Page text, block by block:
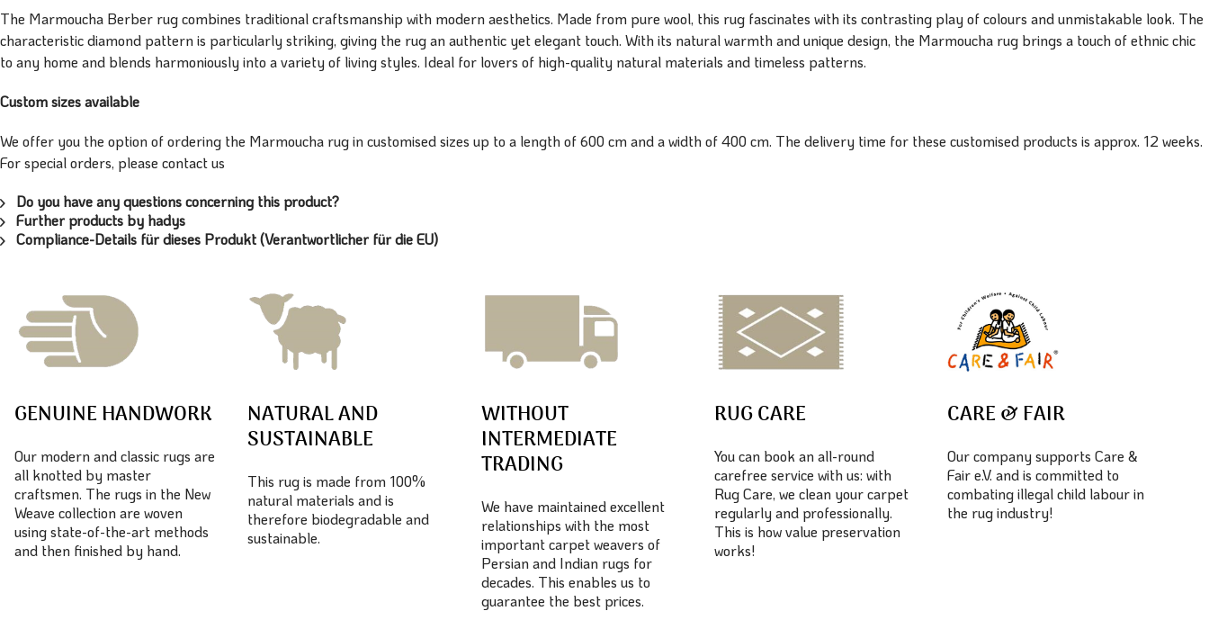
The Marmoucha Berber rug combines traditional craftsmanship with modern aesthetics. Made from pure wool, this rug fascinates with its contrasting play of colours and unmistakable look. The
characteristic diamond pattern is particularly striking, giving the rug an authentic yet elegant touch. With its natural warmth and unique design, the Marmoucha rug brings a touch of ethnic chic
to any home and blends harmoniously into a variety of living styles. Ideal for lovers of high-quality natural materials and timeless patterns.
Custom sizes available
We offer you the option of ordering the Marmoucha rug in customised sizes up to a length of 600 cm and a width of 400 cm. The delivery time for these customised products is approx. 12 weeks.
For special orders, please contact us
Do you have any questions concerning this product?
Further products by hadys
Compliance-Details für dieses Produkt (Verantwortlicher für die EU)
GENUINE HANDWORK
Our modern and classic rugs are
all knotted by master
craftsmen. The rugs in the New
Weave collection are woven
using state-of-the-art methods
and then finished by hand.
NATURAL AND
SUSTAINABLE
This rug is made from 100%
natural materials and is
therefore biodegradable and
sustainable.
WITHOUT
INTERMEDIATE
TRADING
We have maintained excellent
relationships with the most
important carpet weavers of
Persian and Indian rugs for
decades. This enables us to
guarantee the best prices.
RUG CARE
You can book an all-round
carefree service with us: with
Rug Care, we clean your carpet
regularly and professionally.
This is how value preservation
works!
CARE & FAIR
Our company supports Care &
Fair e.V. and is committed to
combating illegal child labour in
the rug industry!